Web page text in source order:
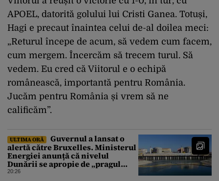
APOEL, datorită golului lui Cristi Ganea. Totuși,
Hagi e precaut înaintea celui de-al doilea meci:
„Returul începe de acum, să vedem cum facem,
cum mergem. Încercăm să trecem turul. Să
vedem. Eu cred că Viitorul e o echipă
românească, importantă pentru România.
Jucăm pentru România și vrem să ne
calificăm”.
ULTIMA ORĂ
Guvernul a lansat o
alertă către Bruxelles. Ministerul
Energiei anunță că nivelul
Dunării se apropie de „pragul
critic”, iar centrala de la
20:26